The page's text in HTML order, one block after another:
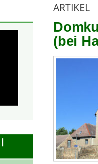
ARTIKEL
(bei